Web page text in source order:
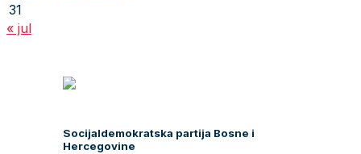
31
« jul
Socijaldemokratska partija Bosne i
Hercegovine